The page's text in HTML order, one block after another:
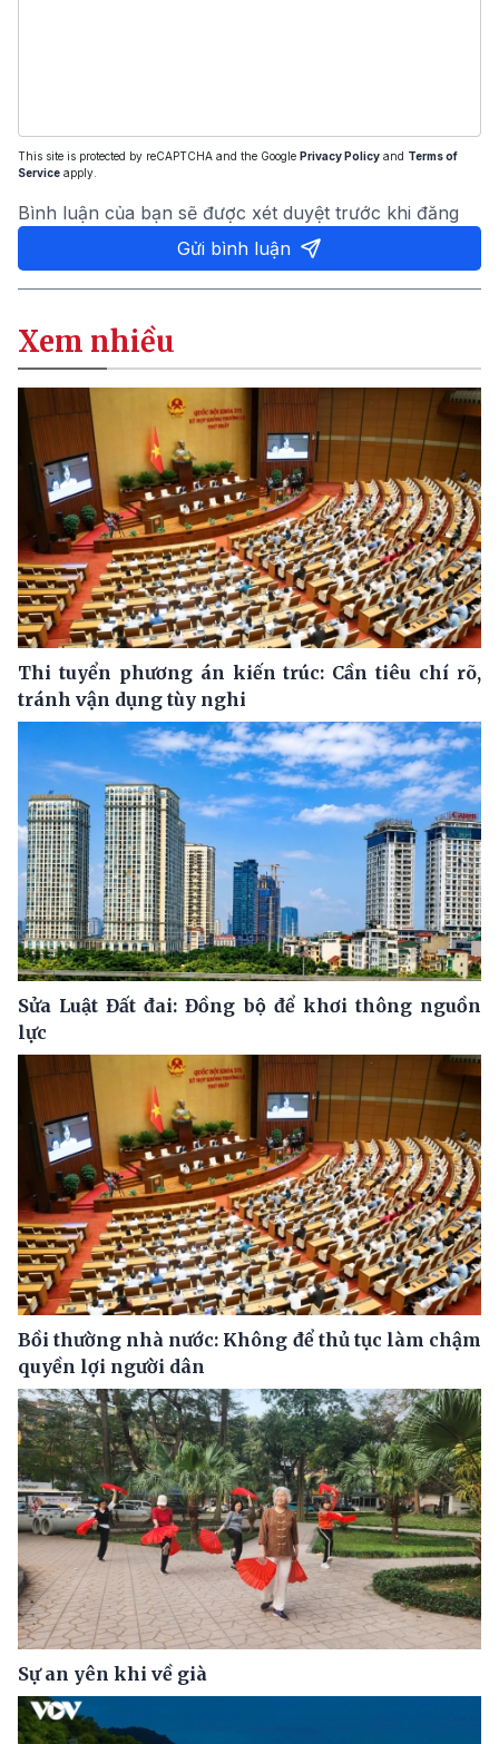
This site is protected by reCAPTCHA and the Google Privacy Policy and Terms of
Service apply.
Bình luận của bạn sẽ được xét duyệt trước khi đăng
Gửi bình luận
Xem nhiều
Thi tuyển phương án kiến trúc: Cần tiêu chí rõ,
tránh vận dụng tùy nghi
Sửa Luật Đất đai: Đồng bộ để khơi thông nguồn
lực
Bồi thường nhà nước: Không để thủ tục làm chậm
quyền lợi người dân
Sự an yên khi về già